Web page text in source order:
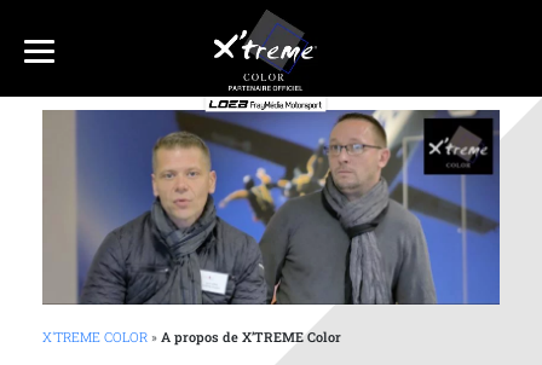
X'TREME COLOR »A propos de X’TREME Color